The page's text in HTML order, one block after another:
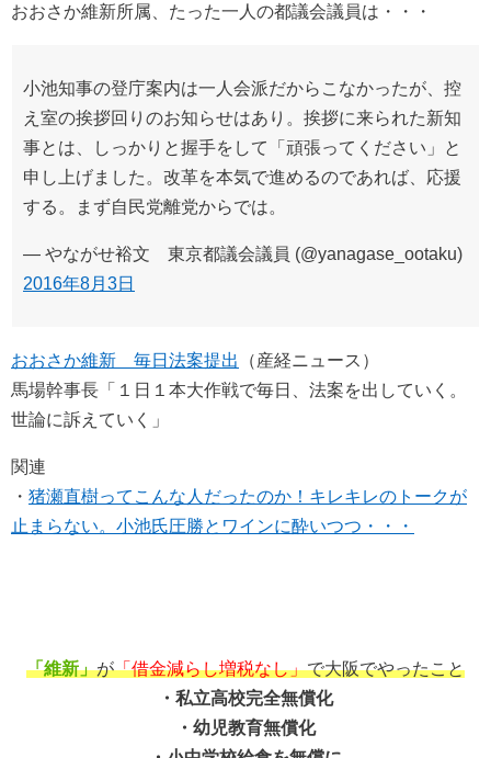
おおさか維新所属、たった一人の都議会議員は・・・
小池知事の登庁案内は一人会派だからこなかったが、控
え室の挨拶回りのお知らせはあり。挨拶に来られた新知
事とは、しっかりと握手をして「頑張ってください」と
申し上げました。改革を本気で進めるのであれば、応援
する。まず自民党離党からでは。
— やながせ裕文 東京都議会議員 (@yanagase_ootaku)
2016年8月3日
おおさか維新 毎日法案提出
（産経ニュース）
馬場幹事長「１日１本大作戦で毎日、法案を出していく。
世論に訴えていく」
関連
・ 猪瀬直樹ってこんな人だったのか！キレキレのトークが
止まらない。小池氏圧勝とワインに酔いつつ・・・
「維新」が「借金減らし増税なし」で大阪でやったこと
・私立高校完全無償化
・幼児教育無償化